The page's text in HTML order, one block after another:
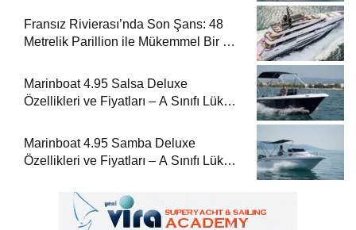
Fransız Rivierası’nda Son Şans: 48
Metrelik Parillion ile Mükemmel Bir Yat
Marinboat 4.95 Salsa Deluxe
Özellikleri ve Fiyatları – A Sınıfı Lüks
Marinboat 4.95 Samba Deluxe
Özellikleri ve Fiyatları – A Sınıfı Lüks